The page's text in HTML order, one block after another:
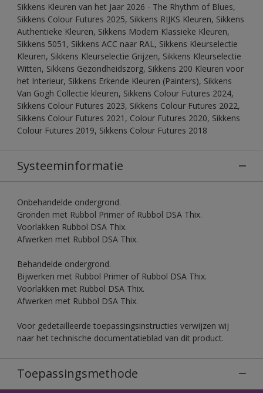
Sikkens Kleuren van het Jaar 2026 - The Rhythm of Blues,
Sikkens Colour Futures 2025, Sikkens RIJKS Kleuren, Sikkens
Authentieke Kleuren, Sikkens Modern Klassieke Kleuren,
Sikkens 5051, Sikkens ACC naar RAL, Sikkens Kleurselectie
Kleuren, Sikkens Kleurselectie Grijzen, Sikkens Kleurselectie
Witten, Sikkens Gezondheidszorg, Sikkens 200 Kleuren voor
het Interieur, Sikkens Erkende Kleuren (Painters), Sikkens
Van Gogh Collectie kleuren, Sikkens Colour Futures 2024,
Sikkens Colour Futures 2023, Sikkens Colour Futures 2022,
Sikkens Colour Futures 2021, Colour Futures 2020, Sikkens
Colour Futures 2019, Sikkens Colour Futures 2018
Systeeminformatie
Onbehandelde ondergrond.
Gronden met Rubbol Primer of Rubbol DSA Thix.
Voorlakken Rubbol DSA Thix.
Afwerken met Rubbol DSA Thix.
Behandelde ondergrond.
Bijwerken met Rubbol Primer of Rubbol DSA Thix.
Voorlakken met Rubbol DSA Thix.
Afwerken met Rubbol DSA Thix.
Voor gedetailleerde toepassingsinstructies verwijzen wij
naar het technische documentatieblad van dit product.
Toepassingsmethode